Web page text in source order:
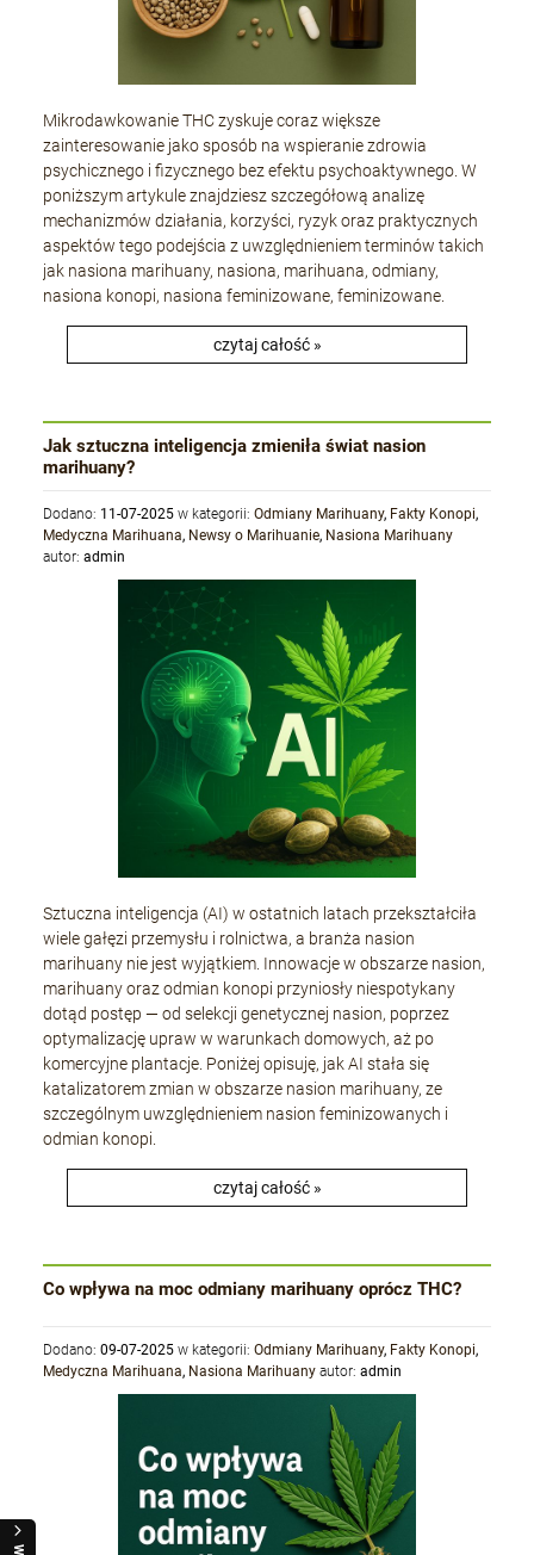
Mikrodawkowanie THC zyskuje coraz większe
zainteresowanie jako sposób na wspieranie zdrowia
psychicznego i fizycznego bez efektu psychoaktywnego. W
poniższym artykule znajdziesz szczegółową analizę
mechanizmów działania, korzyści, ryzyk oraz praktycznych
aspektów tego podejścia z uwzględnieniem terminów takich
jak nasiona marihuany, nasiona, marihuana, odmiany,
nasiona konopi, nasiona feminizowane, feminizowane.
czytaj całość »
Jak sztuczna inteligencja zmieniła świat nasion
marihuany?
Dodano: 11-07-2025 w kategorii:Odmiany Marihuany, Fakty Konopi,
Medyczna Marihuana, Newsy o Marihuanie, Nasiona Marihuany
autor:admin
Sztuczna inteligencja (AI) w ostatnich latach przekształciła
wiele gałęzi przemysłu i rolnictwa, a branża nasion
marihuany nie jest wyjątkiem. Innowacje w obszarze nasion,
marihuany oraz odmian konopi przyniosły niespotykany
dotąd postęp — od selekcji genetycznej nasion, poprzez
optymalizację upraw w warunkach domowych, aż po
komercyjne plantacje. Poniżej opisuję, jak AI stała się
katalizatorem zmian w obszarze nasion marihuany, ze
szczególnym uwzględnieniem nasion feminizowanych i
odmian konopi.
czytaj całość »
Co wpływa na moc odmiany marihuany oprócz THC?
Dodano:09-07-2025 w kategorii:Odmiany Marihuany, Fakty Konopi,
Medyczna Marihuana, Nasiona Marihuany autor:admin